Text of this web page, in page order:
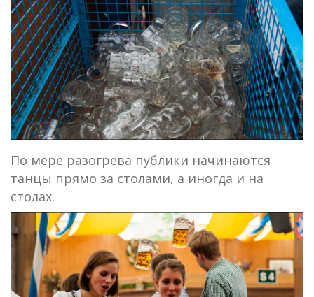
По мере разогрева публики начинаются
танцы прямо за столами, а иногда и на
столах.